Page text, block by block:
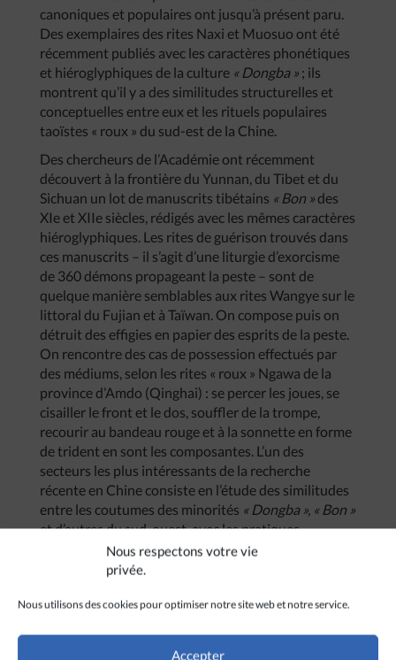
Nous respectons votre vie
privée.
Nous utilisons des cookies pour optimiser notre site web et notre service.
Accepter
canoniques et populaires ont jusqu’à présent paru.
Des exemplaires des rites Naxi et Muosuo ont été
récemment publiés avec les caractères phonétiques
et hiéroglyphiques de la culture « Dongba » ; ils
montrent qu’il y a des similitudes structurelles et
conceptuelles entre eux et les rituels populaires
taoïstes « roux » du sud-est de la Chine.
Des chercheurs de l’Académie ont récemment
découvert à la frontière du Yunnan, du Tibet et du
Sichuan un lot de manuscrits tibétains « Bon » des
XIe et XIIe siècles, rédigés avec les mêmes caractères
hiéroglyphiques. Les rites de guérison trouvés dans
ces manuscrits – il s’agit d’une liturgie d’exorcisme
de 360 démons propageant la peste – sont de
quelque manière semblables aux rites Wangye sur le
littoral du Fujian et à Taïwan. On compose puis on
détruit des effigies en papier des esprits de la peste.
On rencontre des cas de possession effectués par
des médiums, selon les rites « roux » Ngawa de la
province d’Amdo (Qinghai) : se percer les joues, se
cisailler le front et le dos, souffler de la trompe,
recourir au bandeau rouge et à la sonnette en forme
de trident en sont les composantes. L’un des
secteurs les plus intéressants de la recherche
récente en Chine consiste en l’étude des similitudes
entre les coutumes des minorités « Dongba », « Bon »
et d’autres du sud-ouest, avec les pratiques
populaires du style « roux » (non pas
Le taoïsme vu de l’intérieur
Les thèmes favoris des universitaires étrangers